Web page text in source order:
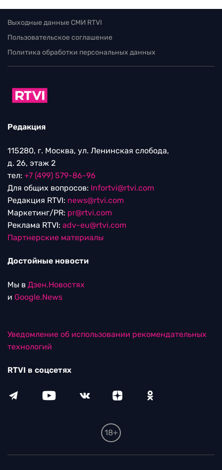
Выходные данные СМИ RTVI
Пользовательское соглашение
Политика обработки персональных данных
Редакция
115280, г. Москва, ул. Ленинская слобода,
д. 26, этаж 2
тел: +7 (499) 579-86-96
Для общих вопросов: Infortvi@rtvi.com
Редакция RTVI: news@rtvi.com
Маркетинг/PR: pr@rtvi.com
Реклама RTVI: adv-eu@rtvi.com
Партнерские материалы
Достойные новости
Мы в Дзен.Новостях
и Google.News
Уведомление об использовании рекомендательных
технологий
RTVI в соцсетях
18+